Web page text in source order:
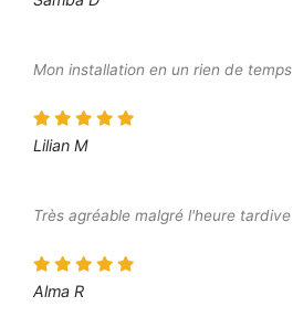
Mon installation en un rien de temps
Lilian M
Très agréable malgré l'heure tardive
Alma R